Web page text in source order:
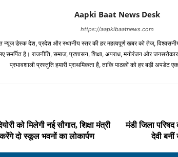
Aapki Baat News Desk
https://aapkibaatnews.com
न्यूज डेस्क देश, प्रदेश और स्थानीय स्तर की हर महत्वपूर्ण खबर को तेज,
समर्पित है। राजनीति, समाज, प्रशासन, शिक्षा, अपराध, मनोरंजन और
प्रभावशाली प्रस्तुति हमारी प्राथमिकता है, ताकि पाठकों को हर बड़ी अपडेट
को मिलेगी नई सौगात, शिक्षा मंत्री
दो स्कूल भवनों का लोकार्पण
मंडी जिला
देवी